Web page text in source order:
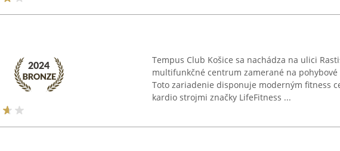
Tempus Club Košice sa nachádza na ulici
multifunkčné centrum zamerané na
Toto zariadenie disponuje moderným fitness
kardio strojmi značky LifeFitness ...